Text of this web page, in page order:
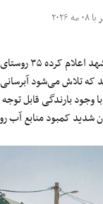
مدیر عامل شرکت
که تلاش می‌شود
بارندگی قابل توجه
شدید کمبود منابع آب